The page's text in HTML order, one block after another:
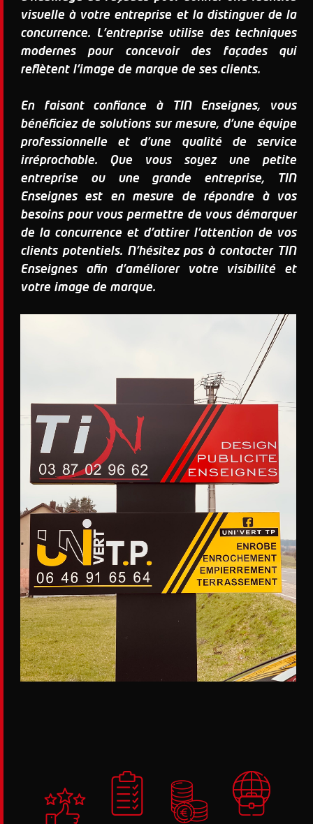
visuelle à votre entreprise et la distinguer de la
concurrence. L'entreprise utilise des techniques
modernes pour concevoir des façades qui
reflètent l'image de marque de ses clients.
En faisant confiance à TIN Enseignes, vous
bénéficiez de solutions sur mesure, d'une équipe
professionnelle et d'une qualité de service
irréprochable. Que vous soyez une petite
entreprise ou une grande entreprise, TIN
Enseignes est en mesure de répondre à vos
besoins pour vous permettre de vous démarquer
de la concurrence et d'attirer l'attention de vos
clients potentiels. N'hésitez pas à contacter TIN
Enseignes afin d'améliorer votre visibilité et
votre image de marque.